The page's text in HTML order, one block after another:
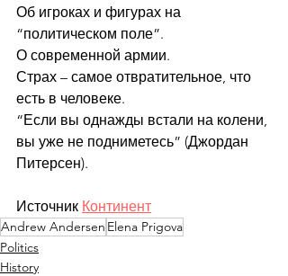
Об игроках и фигурах на
“политическом поле”.
О современной армии.
Страх – самое отвратительное, что
есть в человеке.
“Если вы однажды встали на колени,
вы уже не подниметесь” (Джордан
Питерсен).
Источник Континент
Andrew Andersen Elena Prigova
Politics
History